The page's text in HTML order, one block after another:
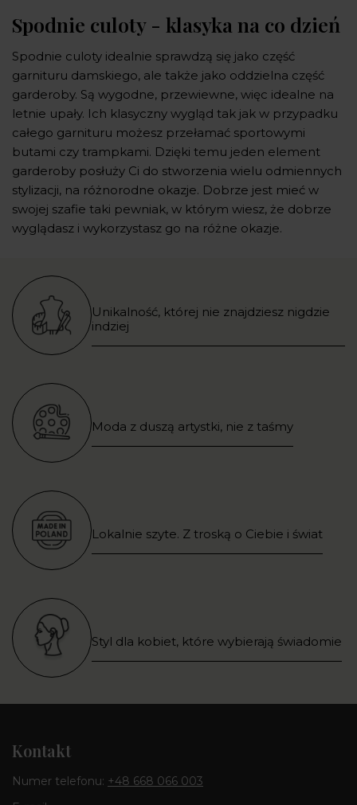
Spodnie culoty - klasyka na co dzień
Spodnie culoty idealnie sprawdzą się jako część
garnituru damskiego, ale także jako oddzielna część
garderoby. Są wygodne, przewiewne, więc idealne na
letnie upały. Ich klasyczny wygląd tak jak w przypadku
całego garnituru możesz przełamać sportowymi
butami czy trampkami. Dzięki temu jeden element
garderoby posłuży Ci do stworzenia wielu odmiennych
stylizacji, na różnorodne okazje. Dobrze jest mieć w
swojej szafie taki pewniak, w którym wiesz, że dobrze
wyglądasz i wykorzystasz go na różne okazje.
Unikalność, której nie znajdziesz nigdzie
indziej
Moda z duszą artystki, nie z taśmy
Lokalnie szyte. Z troską o Ciebie i świat
Styl dla kobiet, które wybierają świadomie
Kontakt
Numer telefonu: +48 668 066 003